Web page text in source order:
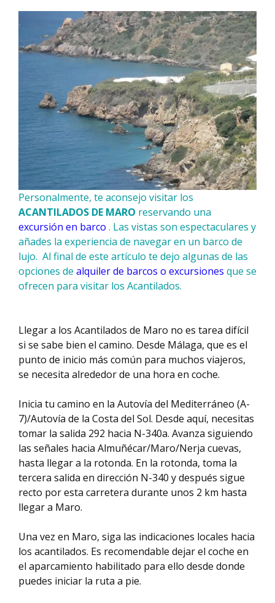
Personalmente, te aconsejo visitar los
ACANTILADOS DE MARO reservando una
excursión en barco . Las vistas son espectaculares y
añades la experiencia de navegar en un barco de
lujo. Al final de este artículo te dejo algunas de las
opciones de alquiler de barcos o excursiones que se
ofrecen para visitar los Acantilados.
Llegar a los Acantilados de Maro no es tarea difícil
si se sabe bien el camino. Desde Málaga, que es el
punto de inicio más común para muchos viajeros,
se necesita alrededor de una hora en coche.
Inicia tu camino en la Autovía del Mediterráneo (A-
7)/Autovía de la Costa del Sol. Desde aquí, necesitas
tomar la salida 292 hacia N-340a. Avanza siguiendo
las señales hacia Almuñécar/Maro/Nerja cuevas,
hasta llegar a la rotonda. En la rotonda, toma la
tercera salida en dirección N-340 y después sigue
recto por esta carretera durante unos 2 km hasta
llegar a Maro.
Una vez en Maro, siga las indicaciones locales hacia
los acantilados. Es recomendable dejar el coche en
el aparcamiento habilitado para ello desde donde
puedes iniciar la ruta a pie.